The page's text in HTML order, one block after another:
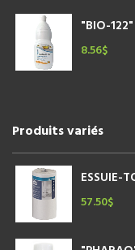
"BIO-
8.56$
Produits variés
ESSUIE-
57.50$